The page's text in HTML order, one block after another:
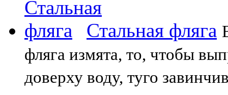
Стальная фляга
фляга измята, то, чтобы
доверху воду, туго